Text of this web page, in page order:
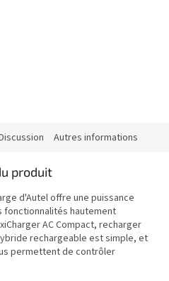
Autres informations
produit
d'Autel offre une puissance
fonctionnalités hautement
AC Compact, recharger
rechargeable est simple, et
permettent de contrôler